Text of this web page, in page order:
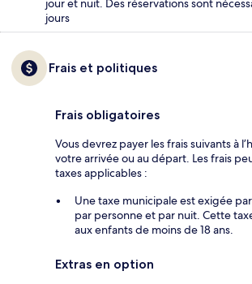
jour et nuit. Des réservations sont
jours
Frais et politiques
Frais obligatoires
Vous devrez payer les frais suivants à
votre arrivée ou au départ. Les frais
taxes applicables :
Une taxe municipale est exigée par
par personne et par nuit. Cette
aux enfants de moins de 18 ans.
Extras en option